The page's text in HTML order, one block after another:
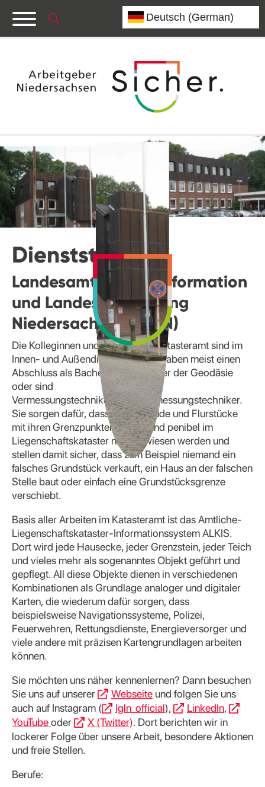
Dienststelle
Landesamt für Geoinformation
und Landesvermessung
Niedersachsen (LGLN)
Die Kolleginnen und Kollegen im Katasteramt sind im
Innen- und Außendienst tätig und haben meist einen
Abschluss als Bachelor oder Master der Geodäsie
oder sind
Vermessungstechnikerinnen/Vermessungstechniker.
Sie sorgen dafür, dass alle Gebäude und Flurstücke
mit ihren Grenzpunkten aktuell und penibel im
Liegenschaftskataster nachgewiesen werden und
stellen damit sicher, dass zum Beispiel niemand ein
falsches Grundstück verkauft, ein Haus an der falschen
Stelle baut oder einfach eine Grundstücksgrenze
verschiebt.
Basis aller Arbeiten im Katasteramt ist das Amtliche-
Liegenschaftskataster-Informationssystem ALKIS.
Dort wird jede Hausecke, jeder Grenzstein, jeder Teich
und vieles mehr als sogenanntes Objekt geführt und
gepflegt. All diese Objekte dienen in verschiedenen
Kombinationen als Grundlage analoger und digitaler
Karten, die wiederum dafür sorgen, dass
beispielsweise Navigationssysteme, Polizei,
Feuerwehren, Rettungsdienste, Energieversorger und
viele andere mit präzisen Kartengrundlagen arbeiten
können.
Sie möchten uns näher kennenlernen? Dann besuchen
Sie uns auf unserer
Webseite und folgen Sie uns
auch auf Instagram (
lgln_official), LinkedIn,
YouTubeoder X (Twitter). Dort berichten wir in
lockerer Folge über unsere Arbeit, besondere Aktionen
und freie Stellen.
Berufe: